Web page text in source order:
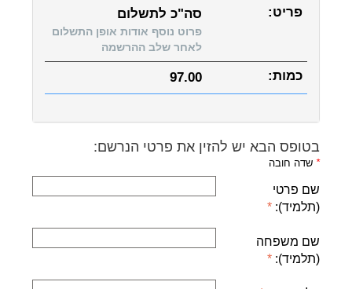
סה"כ לתשלום
פרוט נוסף אודות אופן התשלום
לאחר שלב ההרשמה
97.00
בטופס הבא יש להזין את פרטי הנרשם:
* שדה חובה
שם פרטי
(תלמיד):
שם משפחה
(תלמיד):